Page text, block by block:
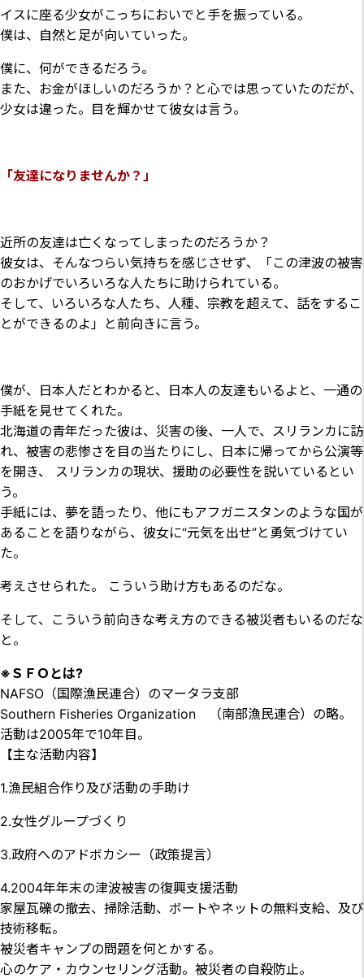
イスに座る少女がこっちにおいでと手を振っている。
僕は、自然と足が向いていった。
僕に、何ができるだろう。
また、お金がほしいのだろうか？と心では思っていたのだが、
少女は違った。目を輝かせて彼女は言う。
「友達になりませんか？」
近所の友達は亡くなってしまったのだろうか？
彼女は、そんなつらい気持ちを感じさせず、「この津波の被害
のおかげでいろいろな人たちに助けられている。
そして、いろいろな人たち、人種、宗教を超えて、話をするこ
とができるのよ」と前向きに言う。
僕が、日本人だとわかると、日本人の友達もいるよと、一通の
手紙を見せてくれた。
北海道の青年だった彼は、災害の後、一人で、スリランカに訪
れ、被害の悲惨さを目の当たりにし、日本に帰ってから公演等
を開き、 スリランカの現状、援助の必要性を説いているとい
う。
手紙には、夢を語ったり、他にもアフガニスタンのような国が
あることを語りながら、彼女に“元気を出せ”と勇気づけてい
た。
考えさせられた。 こういう助け方もあるのだな。
そして、こういう前向きな考え方のできる被災者もいるのだな
と。
※ＳＦＯとは?
NAFSO（国際漁民連合）のマータラ支部
Southern Fisheries Organization （南部漁民連合）の略。
活動は2005年で10年目。
【主な活動内容】
1.漁民組合作り及び活動の手助け
2.女性グループづくり
3.政府へのアドボカシー（政策提言）
4.2004年年末の津波被害の復興支援活動
家屋瓦礫の撤去、掃除活動、ボートやネットの無料支給、及び
技術移転。
被災者キャンプの問題を何とかする。
心のケア・カウンセリング活動。被災者の自殺防止。